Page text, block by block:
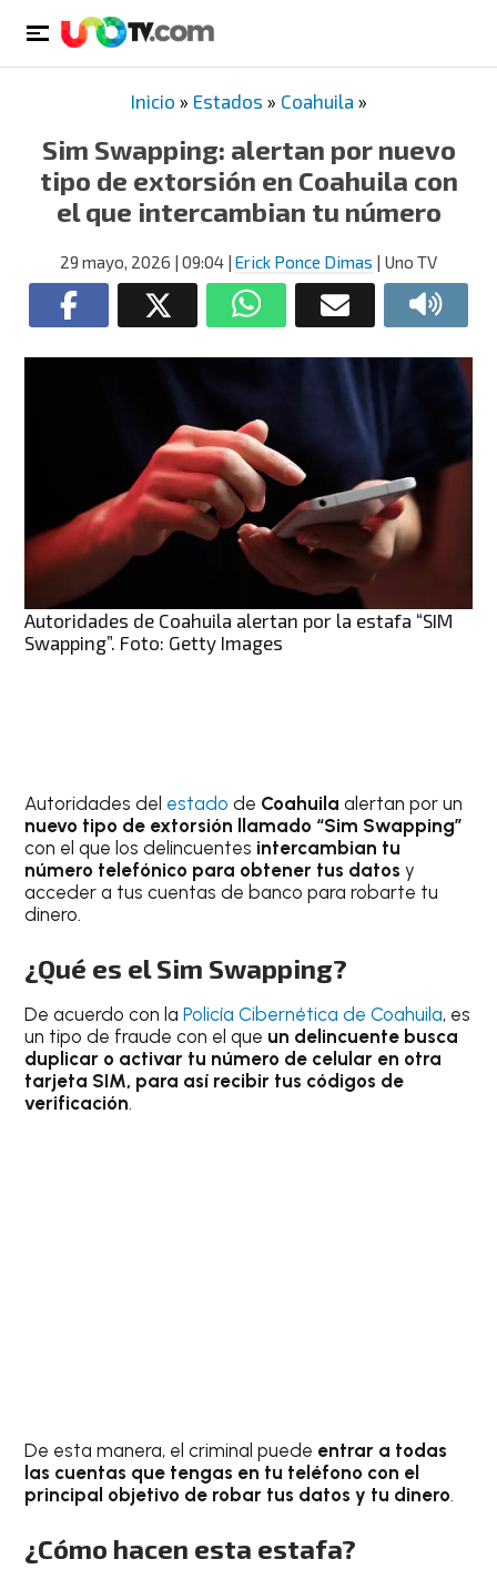
Inicio » Estados » Coahuila »
Sim Swapping: alertan por nuevo
tipo de extorsión en Coahuila con
el que intercambian tu número
29 mayo, 2026 | 09:04 | Erick Ponce Dimas | Uno TV
Autoridades de Coahuila alertan por la estafa “SIM
Swapping”. Foto: Getty Images
Autoridades del estado de Coahuilaalertan por un
nuevo tipo de extorsión llamado “Sim Swapping”
con el que los delincuentes intercambian tu
número telefónico para obtener tus datos y
acceder a tus cuentas de banco para robarte tu
dinero.
¿Qué es el Sim Swapping?
De acuerdo con laPolicía Cibernética de Coahuila, es
un tipo de fraude con el que un delincuente busca
duplicar o activar tu número de celular en otra
tarjeta SIM, para así recibir tus códigos de
verificación.
De esta manera, el criminal puede entrar a todas
las cuentas que tengas en tu teléfono con el
principal objetivo de robar tus datos y tu dinero.
¿Cómo hacen esta estafa?